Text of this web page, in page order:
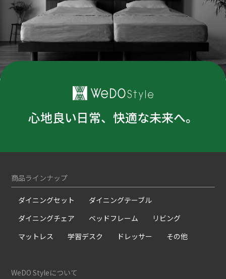
心地良い日常、快適な未来へ。
商品ラインナップ
ダイニングセット
ダイニングテーブル
ダイニングチェア
ベッドフレーム
リビング
マットレス
学習デスク ドレッサー その他
WeDO Styleについて